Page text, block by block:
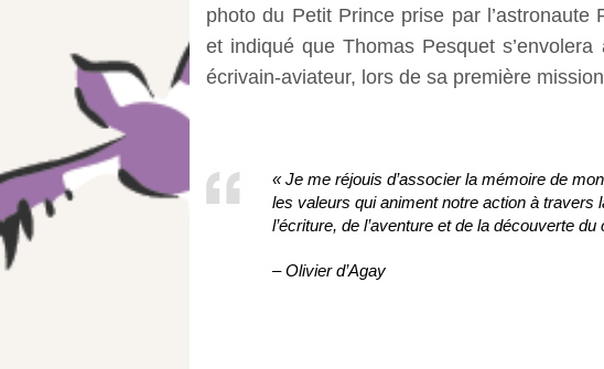
photo du Petit Prince prise par l’astronaute
et indiqué que Thomas Pesquet
écrivain-aviateur, lors de sa première
« Je me réjouis d’associer la mémoire de
les valeurs qui animent notre action à travers
l’écriture, de l’aventure et de la découverte du
– Olivier d’Agay